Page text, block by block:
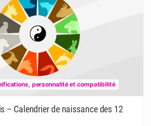
personnalité et compatibilité
– Calendrier de naissance des 12